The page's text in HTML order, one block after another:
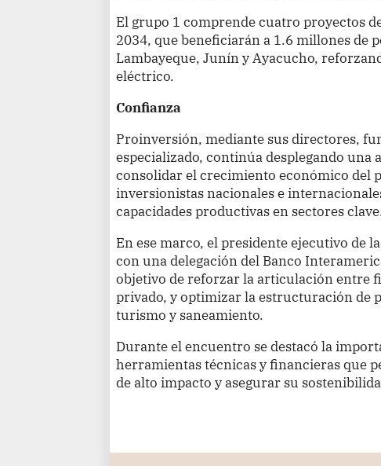
El grupo 1 comprende cuatro proyectos
2034, que beneficiarán a 1.6 millones de
Lambayeque, Junín y Ayacucho,
eléctrico.
Confianza
Proinversión, mediante sus directores,
especializado, continúa desplegando una
consolidar el crecimiento económico del
inversionistas nacionales e
capacidades productivas en sectores
En ese marco, el presidente ejecutivo de
con una delegación del Banco
objetivo de reforzar la articulación entre
privado, y optimizar la estructuración de
turismo y saneamiento.
Durante el encuentro se destacó la
herramientas técnicas y financieras que
de alto impacto y asegurar su